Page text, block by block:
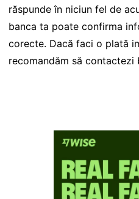
răspunde în niciun fel de
banca ta poate confirma
corecte. Dacă faci o plată
recomandăm să contactezi